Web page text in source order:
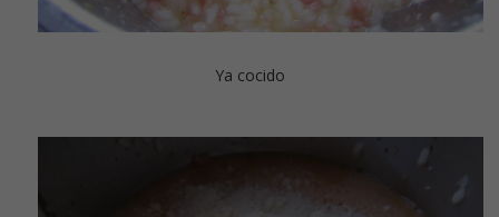
Ya cocido